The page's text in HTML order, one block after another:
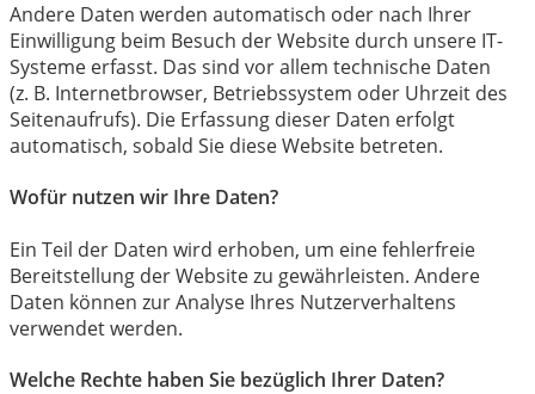
Andere Daten werden automatisch oder nach Ihrer
Einwilligung beim Besuch der Website durch unsere IT-
Systeme erfasst. Das sind vor allem technische Daten
(z. B. Internetbrowser, Betriebssystem oder Uhrzeit des
Seitenaufrufs). Die Erfassung dieser Daten erfolgt
automatisch, sobald Sie diese Website betreten.
Wofür nutzen wir Ihre Daten?
Ein Teil der Daten wird erhoben, um eine fehlerfreie
Bereitstellung der Website zu gewährleisten. Andere
Daten können zur Analyse Ihres Nutzerverhaltens
verwendet werden.
Welche Rechte haben Sie bezüglich Ihrer Daten?